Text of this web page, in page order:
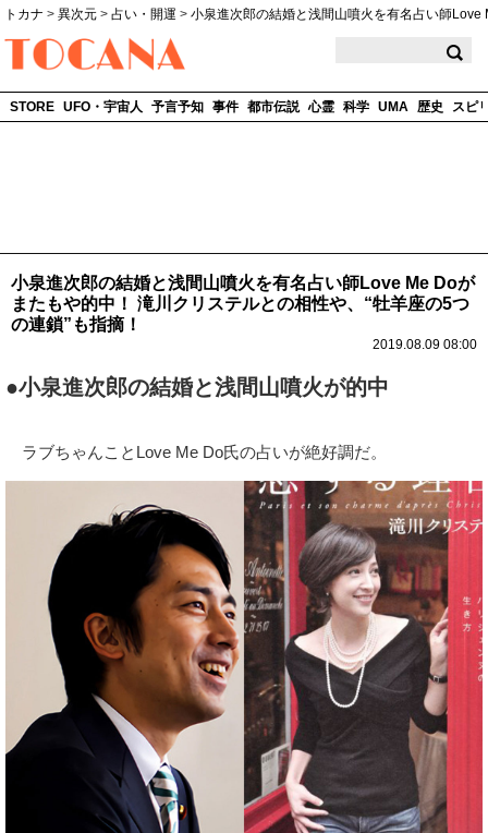
トカナ > 異次元 > 占い・開運 > 小泉進次郎の結婚と浅間山噴火を有名占い師Love
STORE UFO・宇宙人 予言予知 事件 都市伝説 心霊 科学 UMA 歴史 スピ
小泉進次郎の結婚と浅間山噴火を有名占い師Love Me Doが
またもや的中！ 滝川クリステルとの相性や、“牡羊座の5つ
の連鎖”も指摘！
2019.08.09 08:00
●小泉進次郎の結婚と浅間山噴火が的中
ラブちゃんことLove Me Do氏の占いが絶好調だ。